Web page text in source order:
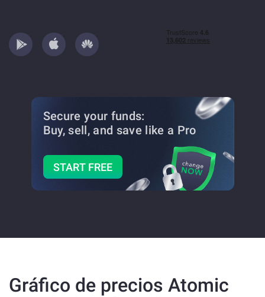
Secure your funds:
Buy, sell, and save like a Pro
START FREE
Gráfico de precios Atomic